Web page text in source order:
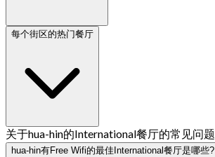
每个街区的热门餐厅
关于hua-hin的International餐厅的常见问题
hua-hin有Free Wifi的最佳International餐厅是哪些?